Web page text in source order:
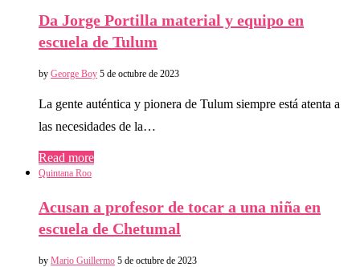
Da Jorge Portilla material y equipo en
escuela de Tulum
by George Boy 5 de octubre de 2023
La gente auténtica y pionera de Tulum siempre está atenta a
las necesidades de la…
Read more
Quintana Roo
Acusan a profesor de tocar a una niña en
escuela de Chetumal
by Mario Guillermo 5 de octubre de 2023